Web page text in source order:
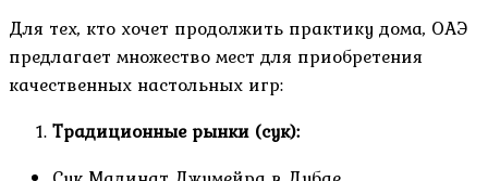
Для тех, кто хочет продолжить практику дома, ОАЭ
предлагает множество мест для приобретения
качественных настольных игр:
Традиционные рынки (сук):